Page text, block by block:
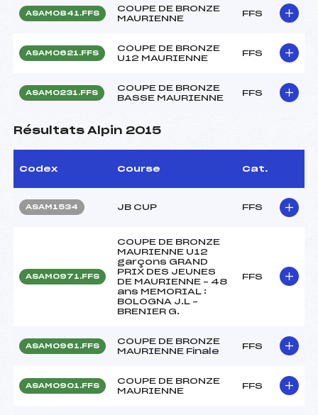
ASAM0841.FFS
COUPE DE BRONZE
MAURIENNE
FFS
ASAM0621.FFS
COUPE DE BRONZE
U12 MAURIENNE
FFS
ASAM0231.FFS
COUPE DE BRONZE
BASSE MAURIENNE
FFS
Résultats Alpin 2015
Codex Course Cat.
ASAM1534 JB CUP FFS
ASAM0971.FFS
COUPE DE BRONZE
MAURIENNE U12
garçons GRAND
PRIX DES JEUNES
DE MAURIENNE – 48
ans MEMORIAL :
BOLOGNA J.L –
BRENIER G.
FFS
ASAM0961.FFS
COUPE DE BRONZE
MAURIENNE Finale
FFS
ASAM0901.FFS
COUPE DE BRONZE
MAURIENNE
FFS